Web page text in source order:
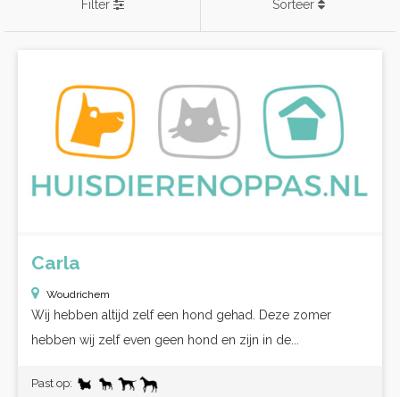
Filter Sorteer
Carla
Woudrichem
Wij hebben altijd zelf een hond gehad. Deze zomer
hebben wij zelf even geen hond en zijn in de...
Past op: